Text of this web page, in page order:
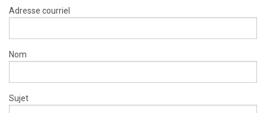
ÉCUREUR D'ÉGOUT
Adresse courriel
Nom
Sujet